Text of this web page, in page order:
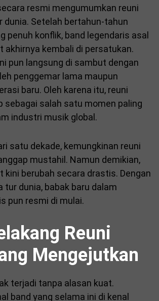
resmi mengumumkan reuni
dunia. Setelah bertahun-tahun
penuh konflik, band legendaris asal
akhirnya kembali di persatukan.
pun langsung di sambut dengan
penggemar lama maupun
baru. Oleh karena itu, reuni
sebagai salah satu momen paling
industri musik global.
satu dekade, kemungkinan reuni
mustahil. Namun demikian,
berubah secara drastis. Dengan
tur dunia, babak baru dalam
pun resmi di mulai.
Reuni
Mengejutkan
terjadi tanpa alasan kuat.
band yang selama ini di kenal